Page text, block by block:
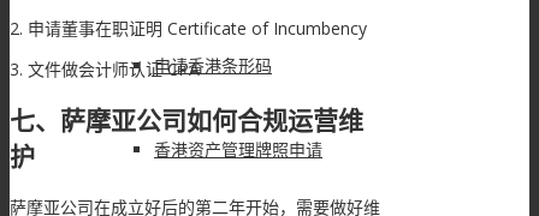
申请香港条形码
香港资产管理牌照申请
2. 申请董事在职证明 Certificate of Incumbency
3. 文件做会计师认证 CPA
七、萨摩亚公司如何合规运营维
护
萨摩亚公司在成立好后的第二年开始，需要做好维